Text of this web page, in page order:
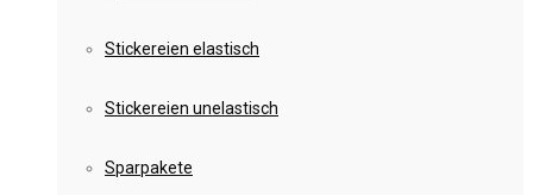
Stickereien elastisch
Stickereien unelastisch
Sparpakete